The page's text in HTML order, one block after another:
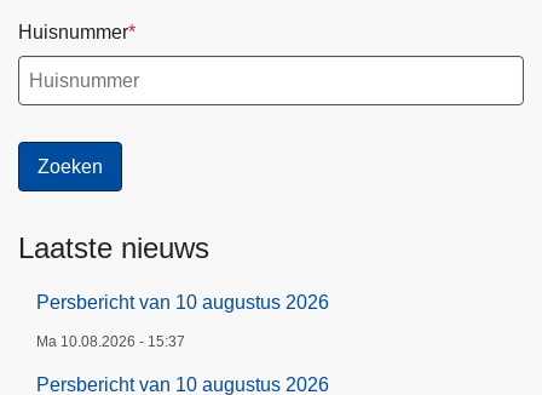
Huisnummer
Laatste nieuws
Persbericht van 10 augustus 2026
Ma 10.08.2026 - 15:37
Persbericht van 10 augustus 2026